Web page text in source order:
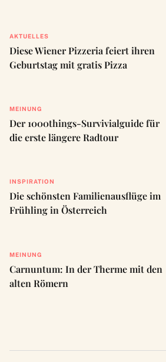
AKTUELLES
Diese Wiener Pizzeria feiert ihren
Geburtstag mit gratis Pizza
MEINUNG
Der 1000things-Survivialguide für
die erste längere Radtour
INSPIRATION
Die schönsten Familienausflüge im
Frühling in Österreich
MEINUNG
Carnuntum: In der Therme mit den
alten Römern